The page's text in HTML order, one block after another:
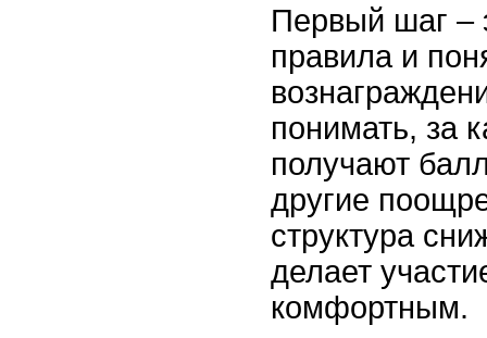
Первый шаг –
правила и
понимать, за
получают
другие
структура
делает
комфортным.